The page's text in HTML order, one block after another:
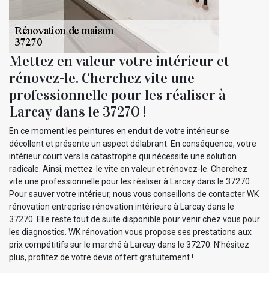
Mettez en valeur votre intérieur et
rénovez-le. Cherchez vite une
professionnelle pour les réaliser à
Larcay dans le 37270 !
En ce moment les peintures en enduit de votre intérieur se
décollent et présente un aspect délabrant. En conséquence, votre
intérieur court vers la catastrophe qui nécessite une solution
radicale. Ainsi, mettez-le vite en valeur et rénovez-le. Cherchez
vite une professionnelle pour les réaliser à Larcay dans le 37270.
Pour sauver votre intérieur, nous vous conseillons de contacter WK
rénovation entreprise rénovation intérieure à Larcay dans le
37270. Elle reste tout de suite disponible pour venir chez vous pour
les diagnostics. WK rénovation vous propose ses prestations aux
prix compétitifs sur le marché à Larcay dans le 37270. N’hésitez
plus, profitez de votre devis offert gratuitement !